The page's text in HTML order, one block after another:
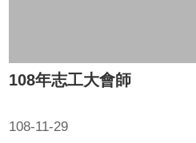
108年志工大會師
108-11-29